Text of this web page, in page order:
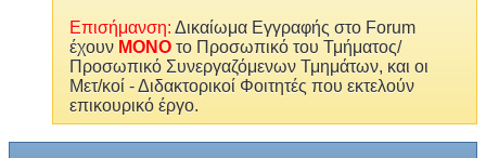
Επισήμανση: Δικαίωμα Εγγραφής στο Forum
έχουν MONO το Προσωπικό του Τμήματος/
Προσωπικό Συνεργαζόμενων Τμημάτων, και οι
Μετ/κοί - Διδακτορικοί Φοιτητές που εκτελούν
επικουρικό έργο.